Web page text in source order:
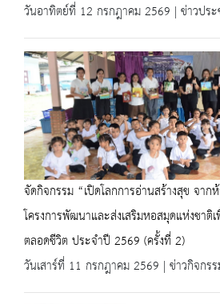
วันอาทิตย์ที่ 12 กรกฎาคม 2569 | ข่าวปร
จัดกิจกรรม “เปิดโลกการอ่านสร้างสุข จา
โครงการพัฒนาและส่งเสริมหอสมุดแห่งชาติ
ตลอดชีวิต ประจำปี 2569 (ครั้งที่ 2)
วันเสาร์ที่ 11 กรกฎาคม 2569 | ข่าวกิจกร